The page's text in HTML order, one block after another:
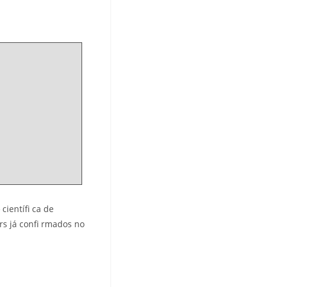
científi ca de
já confi rmados no